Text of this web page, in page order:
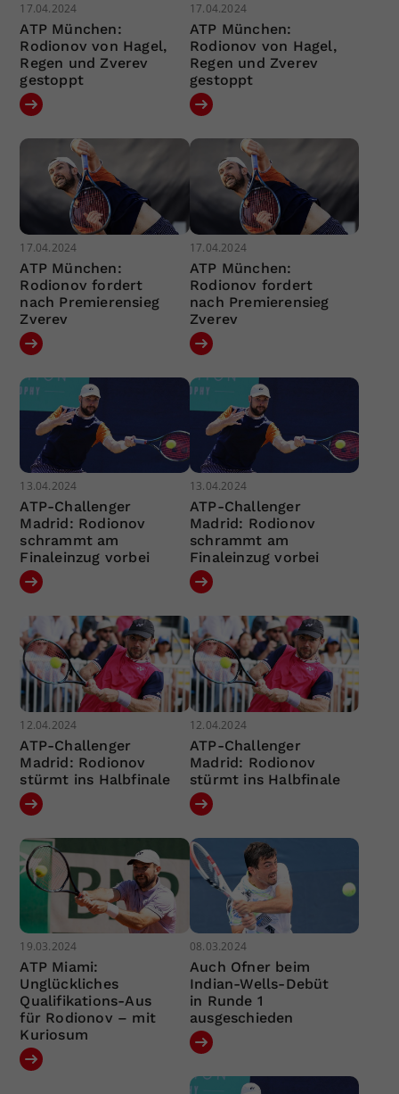
17.04.2024
ATP München:
Rodionov von Hagel,
Regen und Zverev
gestoppt
17.04.2024
ATP München:
Rodionov von Hagel,
Regen und Zverev
gestoppt
17.04.2024
ATP München:
Rodionov fordert
nach Premierensieg
Zverev
17.04.2024
ATP München:
Rodionov fordert
nach Premierensieg
Zverev
13.04.2024
ATP-Challenger
Madrid: Rodionov
schrammt am
Finaleinzug vorbei
13.04.2024
ATP-Challenger
Madrid: Rodionov
schrammt am
Finaleinzug vorbei
12.04.2024
ATP-Challenger
Madrid: Rodionov
stürmt ins Halbfinale
12.04.2024
ATP-Challenger
Madrid: Rodionov
stürmt ins Halbfinale
19.03.2024
ATP Miami:
Unglückliches
Qualifikations-Aus
für Rodionov – mit
Kuriosum
08.03.2024
Auch Ofner beim
Indian-Wells-Debüt
in Runde 1
ausgeschieden